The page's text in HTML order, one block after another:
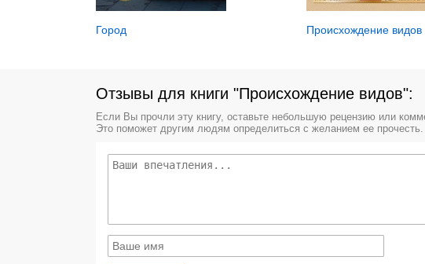
Город Происхождение видов
Отзывы для книги "Происхождение видов":
Если Вы прочли эту книгу, оставьте небольшую рецензию или
Это поможет другим людям определиться с желанием ее прочесть.